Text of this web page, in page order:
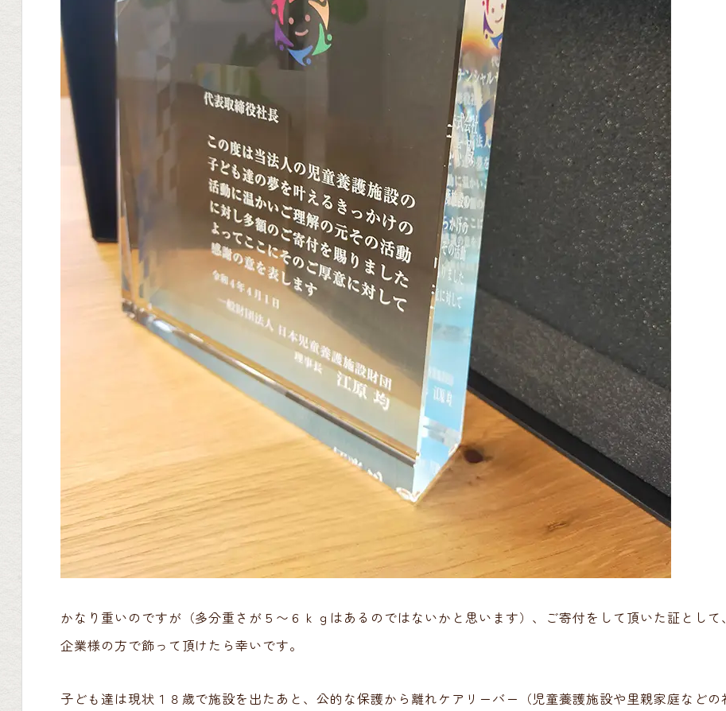
かなり重いのですが（多分重さが５〜６ｋｇはあるのではないかと思います）、ご寄付をして頂いた証として、
企業様の方で飾って頂けたら幸いです。
子ども達は現状１８歳で施設を出たあと、公的な保護から離れケアリーバー（児童養護施設や里親家庭などの